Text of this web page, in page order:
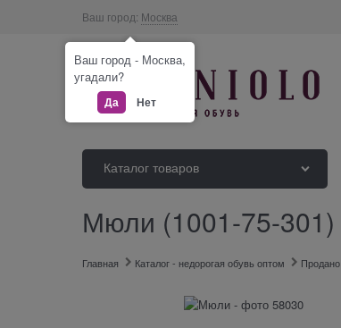
Ваш город: Москва
Каталог товаров
Мюли (1001-75-301)
Главная Каталог - недорогая обувь оптом Продано
Ваш город - Москва,
угадали?
Да Нет